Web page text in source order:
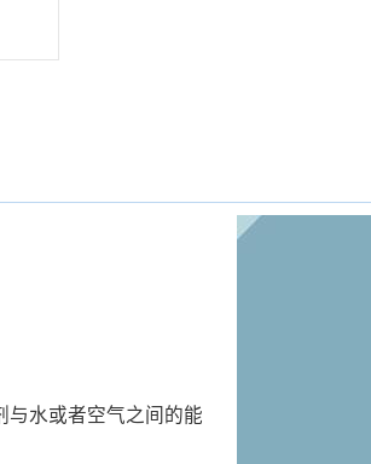
与水或者空气之间的能